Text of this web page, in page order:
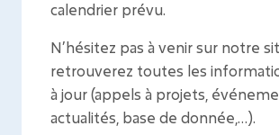
calendrier prévu.
N’hésitez pas à venir sur notre
retrouverez toutes les
à jour (appels à projets,
actualités, base de donnée,…).